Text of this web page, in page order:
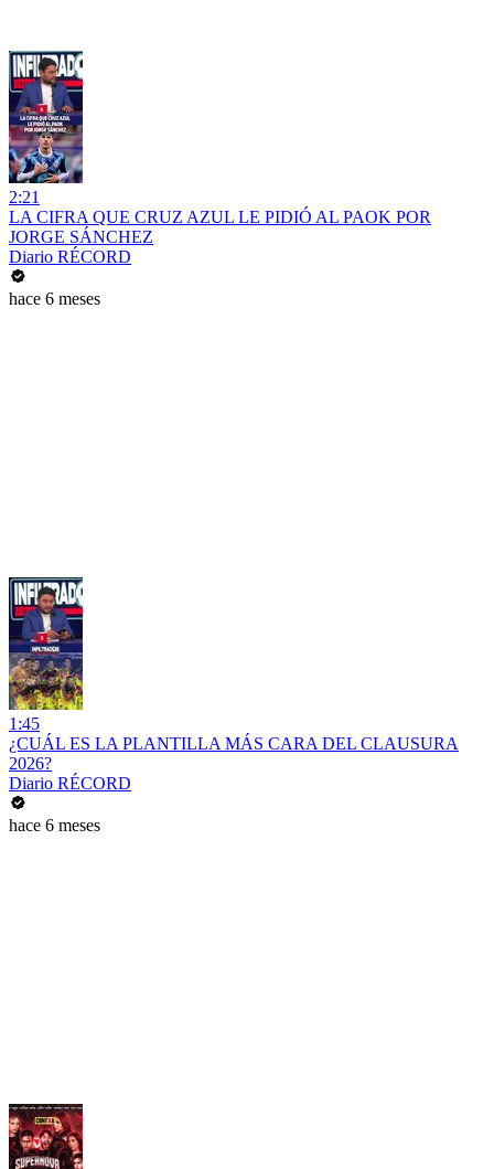
2:21
LA CIFRA QUE CRUZ AZUL LE PIDIÓ AL PAOK POR
JORGE SÁNCHEZ
Diario RÉCORD
hace 6 meses
1:45
¿CUÁL ES LA PLANTILLA MÁS CARA DEL CLAUSURA
2026?
Diario RÉCORD
hace 6 meses